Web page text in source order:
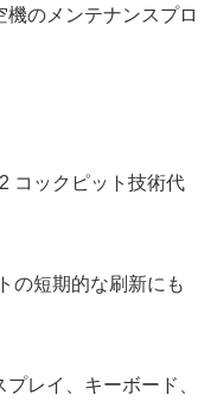
のメンテナンスプロ
コックピット技術代
の短期的な刷新にも
レイ、キーボード、